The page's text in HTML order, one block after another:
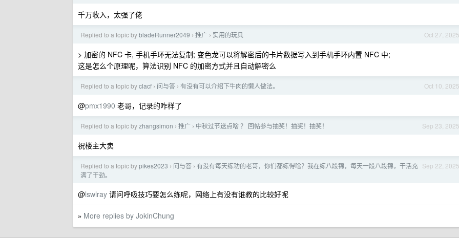
千万收入，太强了佬
Oct 27, 2025
Replied to a topic bybladeRunner2049 › 推广 › 实用的玩具
> 加密的 NFC 卡, 手机手环无法复制; 变色龙可以将解密后的卡片数据写入到手机手环内置 NFC 中;
这是怎么个原理呢，算法识别 NFC 的加密方式并且自动解密么
Oct 10, 2025
Replied to a topic byclacf › 问与答 › 有没有可以介绍下牛肉的懒人做法。
@pmx1990 老哥，记录的咋样了
Sep 23, 2025
Replied to a topic byzhangsimon › 推广 › 中秋过节送点啥 ？ 回帖参与抽奖！抽奖！抽奖！
祝楼主大卖
Sep 22, 2025
Replied to a topic bypikes2023 › 问与答 › 有没有每天练功的老哥，你们都练得啥？我在练八段锦，每天一段八段锦，干活充
满了干劲。
@lswlray 请问呼吸技巧要怎么练呢，网络上有没有谁教的比较好呢
» More replies by JokinChung